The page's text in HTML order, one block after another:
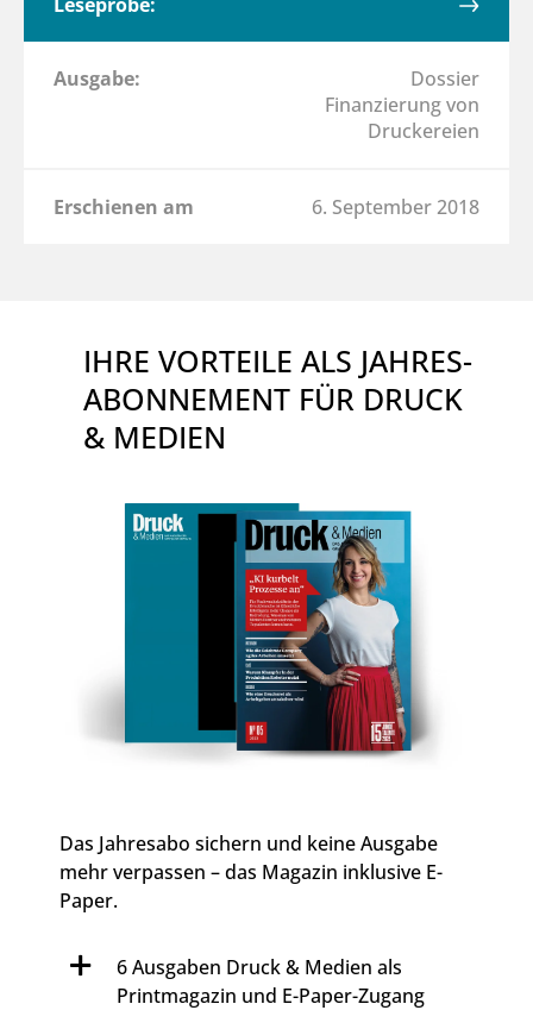
Ausgabe:
Dossier
Finanzierung von
Druckereien
Erschienen am 6. September 2018
IHRE VORTEILE ALS JAHRES-
ABONNEMENT FÜR DRUCK
& MEDIEN
Das Jahresabo sichern und keine Ausgabe
mehr verpassen – das Magazin inklusive E-
Paper.
6 Ausgaben Druck & Medien als
Printmagazin und E-Paper-Zugang